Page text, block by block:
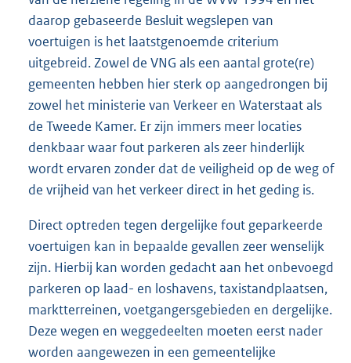
daarop gebaseerde Besluit wegslepen van
voertuigen is het laatstgenoemde criterium
uitgebreid. Zowel de VNG als een aantal grote(re)
gemeenten hebben hier sterk op aangedrongen bij
zowel het ministerie van Verkeer en Waterstaat als
de Tweede Kamer. Er zijn immers meer locaties
denkbaar waar fout parkeren als zeer hinderlijk
wordt ervaren zonder dat de veiligheid op de weg of
de vrijheid van het verkeer direct in het geding is.
Direct optreden tegen dergelijke fout geparkeerde
voertuigen kan in bepaalde gevallen zeer wenselijk
zijn. Hierbij kan worden gedacht aan het onbevoegd
parkeren op laad- en loshavens, taxistandplaatsen,
marktterreinen, voetgangersgebieden en dergelijke.
Deze wegen en weggedeelten moeten eerst nader
worden aangewezen in een gemeentelijke